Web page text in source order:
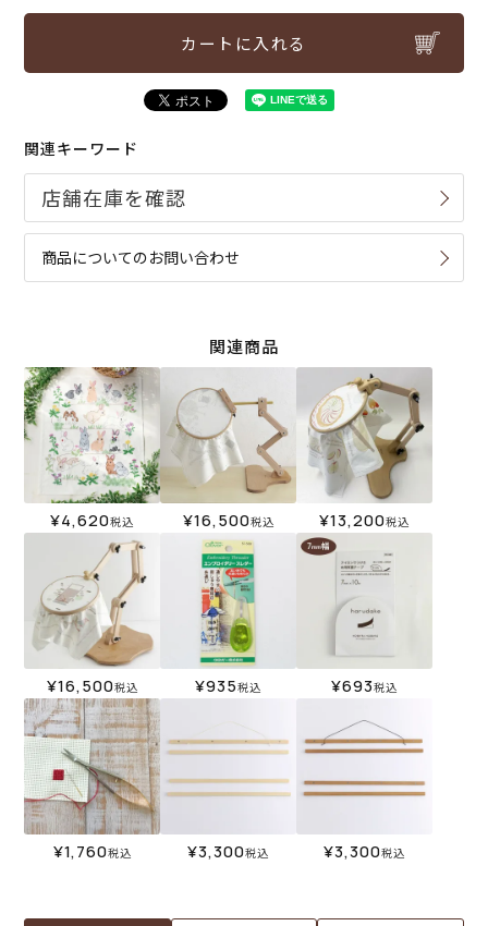
カートに入れる
関連キーワード
商品についてのお問い合わせ
関連商品
¥4,620税込 ¥16,500税込 ¥13,200税込
¥16,500税込 ¥935税込 ¥693税込
¥1,760税込 ¥3,300税込 ¥3,300税込